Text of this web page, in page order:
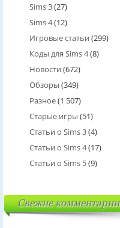
Sims 3(27)
Sims 4(12)
Игровые статьи (299)
Коды для Sims 4(8)
Новости (672)
Обзоры (349)
Разное(1 507)
Старые игры (51)
Статьи о Sims 3(4)
Статьи о Sims 4(17)
Статьи о Sims 5(9)
Свежие комментарии